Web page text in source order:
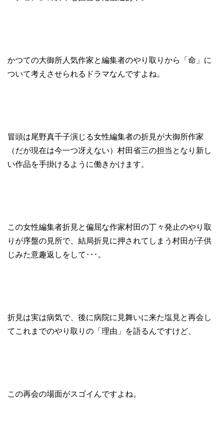
かつての大御所人気作家と編集者のやり取りから「命」に
ついて考えさせられるドラマなんですよね。
冒頭は尾野真千子演じる女性編集者の折見が大御所作家
（だが現在は今一つ冴えない）村田省三の担当となり新し
い作品を手掛けるように働きかけます。
この女性編集者折見と偏屈な作家村田の丁々発止のやり取
りが序盤の見所で、結局折見に押されてしまう村田が子供
じみた意趣返しをして･･･。
折見は実は病気で、後に病院に見舞いに来た塩見と再会し
てこれまでのやり取りの「理由」を語るんですけど、
この再会の場面がスゴイんですよね。